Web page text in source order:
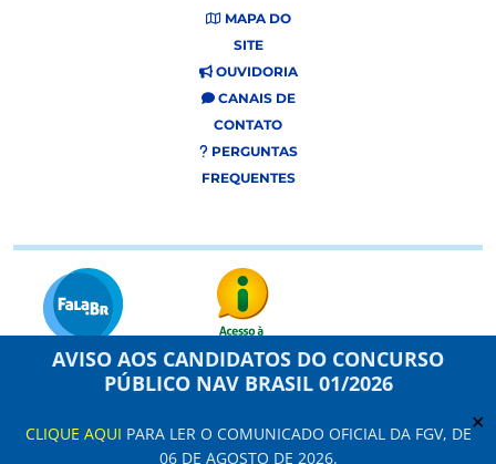
AVISO AOS CANDIDATOS DO CONCURSO
PÚBLICO NAV BRASIL 01/2026
CLIQUE AQUI PARA LER O COMUNICADO OFICIAL DA FGV, DE
06 DE AGOSTO DE 2026.
✕
MAPA DO
SITE
OUVIDORIA
CANAIS DE
CONTATO
PERGUNTAS
FREQUENTES
Este site usa cookies e dados pessoais de acordo com os nossos Termos de
Configuração de Cookies